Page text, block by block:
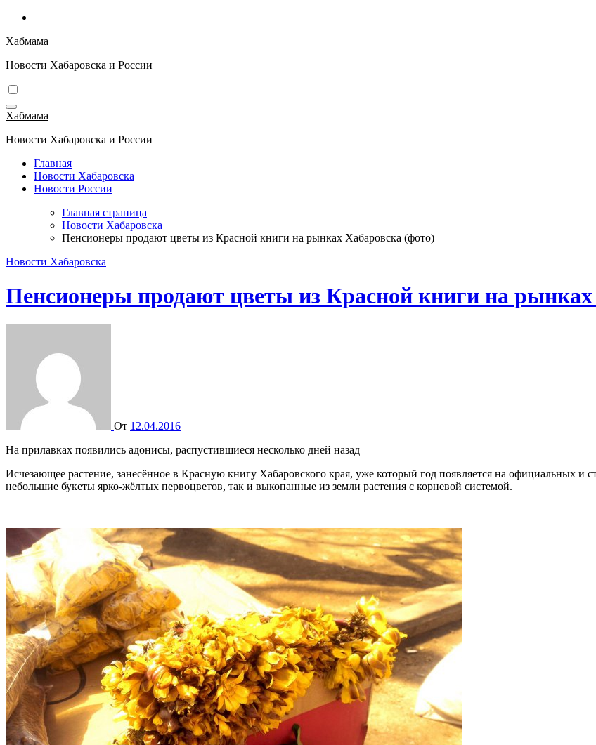
Перейти
содержимому
Хабмама
Новости Хабаровска и России
Хабмама
Новости Хабаровска и России
Главная
Новости Хабаровска
Новости России
Главная страница
Новости Хабаровска
Пенсионеры продают цветы из Красной книги на рынках Хабаровска (фото)
Новости Хабаровска
Пенсионеры продают цветы из Красной книги на
От 12.04.2016
На прилавках появились адонисы, распустившиеся несколько дней назад
Исчезающее растение, занесённое в Красную книгу Хабаровского края, уже который год появляется на официальных
небольшие букеты ярко-жёлтых первоцветов, так и выкопанные из земли растения с корневой системой.